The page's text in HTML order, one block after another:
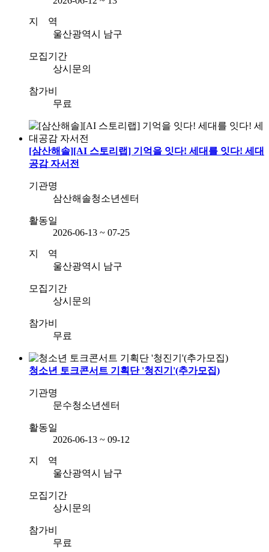
지 역
울산광역시 남구
모집기간
상시문의
참가비
무료
[삼산해솔][AI 스토리랩] 기억을 잇다! 세대를 잇다! 세대
공감 자서전
기관명
삼산해솔청소년센터
활동일
2026-06-13 ~ 07-25
지 역
울산광역시 남구
모집기간
상시문의
참가비
무료
청소년 토크콘서트 기획단 '청진기'(추가모집)
기관명
문수청소년센터
활동일
2026-06-13 ~ 09-12
지 역
울산광역시 남구
모집기간
상시문의
참가비
무료